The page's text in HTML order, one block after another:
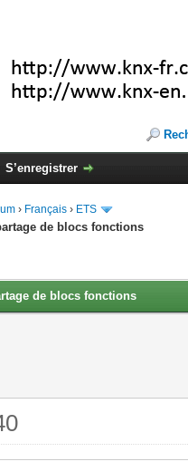
S’enregistrer
› Français › ETS
de blocs fonctions
de blocs fonctions